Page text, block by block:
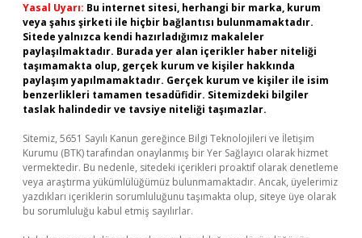
Yasal Uyarı: Bu internet sitesi, herhangi bir marka, kurum
veya şahıs şirketi ile hiçbir bağlantısı bulunmamaktadır.
Sitede yalnızca kendi hazırladığımız makaleler
paylaşılmaktadır. Burada yer alan içerikler haber niteliği
taşımamakta olup, gerçek kurum ve kişiler hakkında
paylaşım yapılmamaktadır. Gerçek kurum ve kişiler ile isim
benzerlikleri tamamen tesadüfidir. Sitemizdeki bilgiler
taslak halindedir ve tavsiye niteliği taşımazlar.
Sitemiz, 5651 Sayılı Kanun gereğince Bilgi Teknolojileri ve İletişim
Kurumu (BTK) tarafından onaylanmış bir Yer Sağlayıcı olarak hizmet
vermektedir. Bu nedenle, sitedeki içerikleri proaktif olarak denetleme
veya araştırma yükümlülüğümüz bulunmamaktadır. Ancak, üyelerimiz
yazdıkları içeriklerin sorumluluğunu taşımakta olup, siteye üye olarak
bu sorumluluğu kabul etmiş sayılırlar.